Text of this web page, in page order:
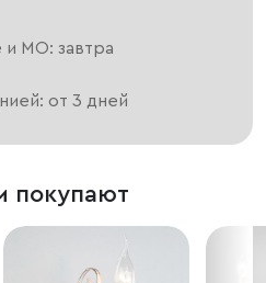
МО: завтра
от 3 дней
покупают